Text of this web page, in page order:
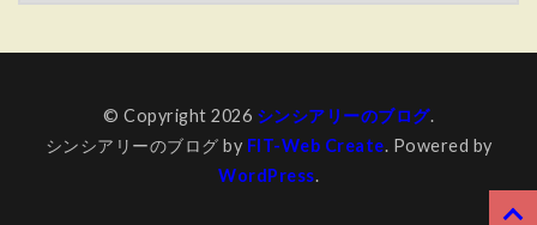
© Copyright 2026 シンシアリーのブログ.
シンシアリーのブログ by FIT-Web Create. Powered by
WordPress.